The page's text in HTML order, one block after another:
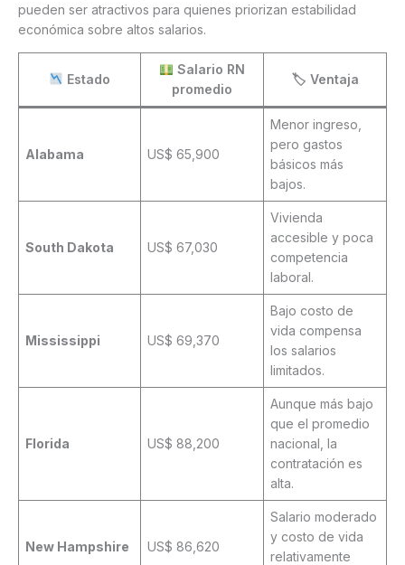
pueden ser atractivos para quienes priorizan estabilidad
económica sobre altos salarios.
Estado
Salario RN
promedio
🏷 Ventaja
Alabama US$ 65,900
Menor ingreso,
pero gastos
básicos más
bajos.
South Dakota US$ 67,030
Vivienda
accesible y poca
competencia
laboral.
Mississippi US$ 69,370
Bajo costo de
vida compensa
los salarios
limitados.
Florida US$ 88,200
Aunque más bajo
que el promedio
nacional, la
contratación es
alta.
New Hampshire US$ 86,620
Salario moderado
y costo de vida
relativamente